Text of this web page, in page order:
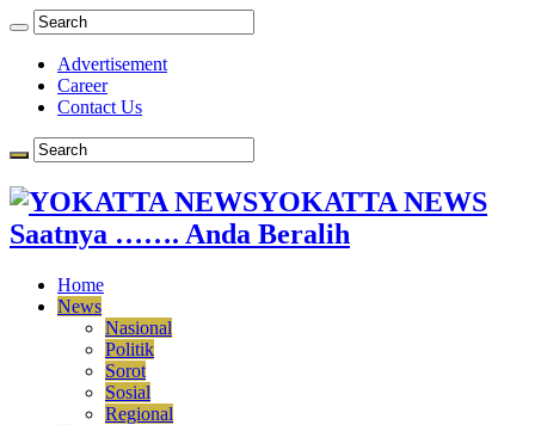
Advertisement
Career
Contact Us
YOKATTA NEWS
Saatnya ……. Anda Beralih
Home
News
Nasional
Politik
Sorot
Sosial
Regional